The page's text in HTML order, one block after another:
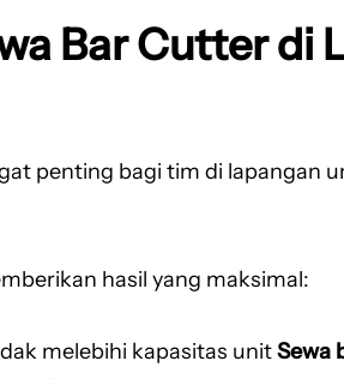
Bar Cutter di
penting bagi tim di lapangan
hasil yang maksimal:
melebihi kapasitas unitSewa